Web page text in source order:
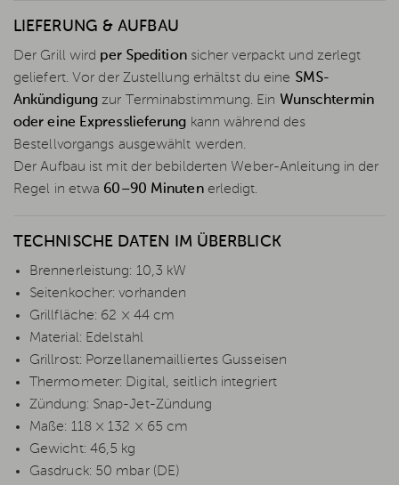
LIEFERUNG & AUFBAU
Der Grill wird per Speditionsicher verpackt und zerlegt
geliefert. Vor der Zustellung erhältst du eine SMS-
Ankündigung zur Terminabstimmung. Ein Wunschtermin
oder eine Expresslieferung kann während des
Bestellvorgangs ausgewählt werden.
Der Aufbau ist mit der bebilderten Weber-Anleitung in der
Regel in etwa 60–90 Minutenerledigt.
TECHNISCHE DATEN IM ÜBERBLICK
Brennerleistung: 10,3 kW
Seitenkocher: vorhanden
Grillfläche: 62 × 44 cm
Material: Edelstahl
Grillrost: Porzellanemailliertes Gusseisen
Thermometer: Digital, seitlich integriert
Zündung: Snap-Jet-Zündung
Maße: 118 × 132 × 65 cm
Gewicht: 46,5 kg
Gasdruck: 50 mbar (DE)